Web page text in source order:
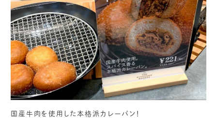
国産牛肉を使用した本格派カレーパン！